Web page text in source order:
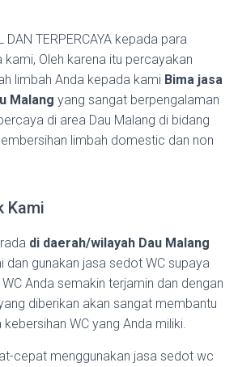
DAN TERPERCAYA kepada para
kami, Oleh karena itu percayakan
limbah Anda kepada kami Bima jasa
Malang yang sangat berpengalaman
di area Dau Malang di bidang
limbah domestic dan non
Kami
di daerah/wilayah Dau Malang
dan gunakan jasa sedot WC supaya
Anda semakin terjamin dan dengan
diberikan akan sangat membantu
WC yang Anda miliki.
cepat menggunakan jasa sedot wc